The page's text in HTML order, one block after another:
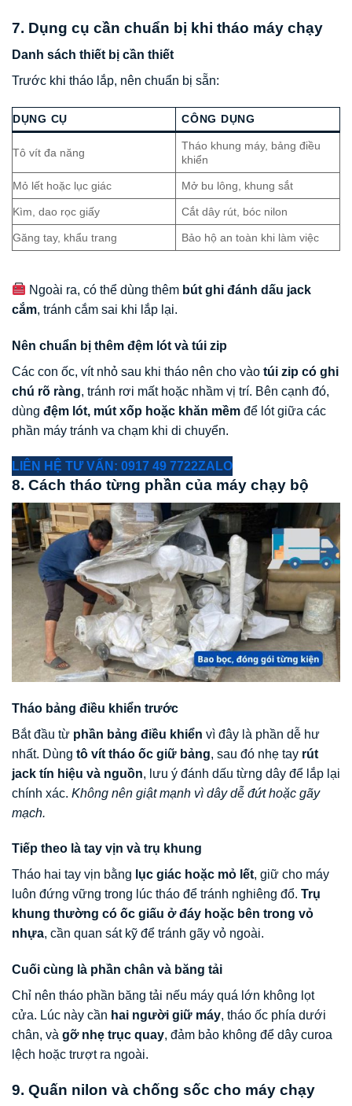
7. Dụng cụ cần chuẩn bị khi tháo máy chạy
Danh sách thiết bị cần thiết
Trước khi tháo lắp, nên chuẩn bị sẵn:
DỤNG CỤ CÔNG DỤNG
Tô vít đa năng
Tháo khung máy, bảng điều
khiển
Mỏ lết hoặc lục giác Mở bu lông, khung sắt
Kìm, dao rọc giấy Cắt dây rút, bóc nilon
Găng tay, khẩu trang Bảo hộ an toàn khi làm việc
Ngoài ra, có thể dùng thêm bút ghi đánh dấu jack
cắm, tránh cắm sai khi lắp lại.
Nên chuẩn bị thêm đệm lót và túi zip
Các con ốc, vít nhỏ sau khi tháo nên cho vào túi zip có ghi
chú rõ ràng, tránh rơi mất hoặc nhầm vị trí. Bên cạnh đó,
dùng đệm lót, mút xốp hoặc khăn mềm để lót giữa các
phần máy tránh va chạm khi di chuyển.
LIÊN HỆ TƯ VẤN: 0917 49 7722ZALO
8. Cách tháo từng phần của máy chạy bộ
Tháo bảng điều khiển trước
Bắt đầu từ phần bảng điều khiển vì đây là phần dễ hư
nhất. Dùng tô vít tháo ốc giữ bảng, sau đó nhẹ tay rút
jack tín hiệu và nguồn, lưu ý đánh dấu từng dây để lắp lại
chính xác. Không nên giật mạnh vì dây dễ đứt hoặc gãy
mạch.
Tiếp theo là tay vịn và trụ khung
Tháo hai tay vịn bằng lục giác hoặc mỏ lết, giữ cho máy
luôn đứng vững trong lúc tháo để tránh nghiêng đổ. Trụ
khung thường có ốc giấu ở đáy hoặc bên trong vỏ
nhựa, cần quan sát kỹ để tránh gãy vỏ ngoài.
Cuối cùng là phần chân và băng tải
Chỉ nên tháo phần băng tải nếu máy quá lớn không lọt
cửa. Lúc này cần hai người giữ máy, tháo ốc phía dưới
chân, và gỡ nhẹ trục quay, đảm bảo không để dây curoa
lệch hoặc trượt ra ngoài.
9. Quấn nilon và chống sốc cho máy chạy